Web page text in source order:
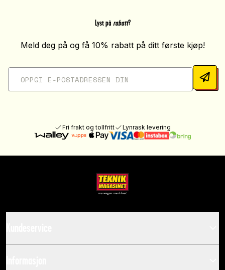
Lyst på rabatt?
Meld deg på og få 10% rabatt på ditt første kjøp!
Fri frakt og tollfritt Lynrask levering